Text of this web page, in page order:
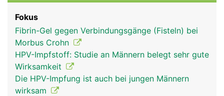
Rubriken
kontrollierbaren) äusseren Afterschliessmuskel. In
der Übergangszone zwischen Darmschleimhaut
und äusserer Haut befindet sich die sogenannte
Hämorrhoidalzone, ein Venengeflecht, das
zusammen mit den beiden Ringmuskeln den
Enddarm abdichtet.
Fokus
Fibrin-Gel gegen Verbindungsgänge (Fisteln) bei
Morbus Crohn
HPV-Impfstoff: Studie an Männern belegt sehr gute
Wirksamkeit
Die HPV-Impfung ist auch bei jungen Männern
wirksam